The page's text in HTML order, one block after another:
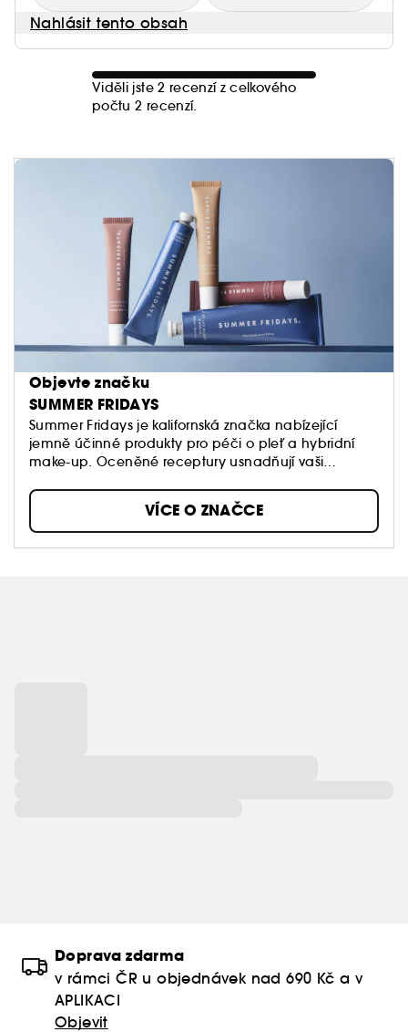
Nahlásit tento obsah
Viděli jste 2 recenzí z celkového
počtu 2 recenzí.
Objevte značku
SUMMER FRIDAYS
Summer Fridays je kalifornská značka nabízející
jemně účinné produkty pro péči o pleť a hybridní
make-up. Oceněné receptury usnadňují vaši
takže každý den může být jako letní pátek.
VÍCE O ZNAČCE
Doprava zdarma
v rámci ČR u objednávek nad 690 Kč a v
APLIKACI
Objevit